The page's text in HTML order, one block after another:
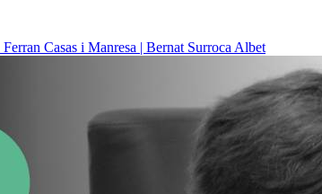
Ferran Casas i Manresa | Bernat Surroca Albet